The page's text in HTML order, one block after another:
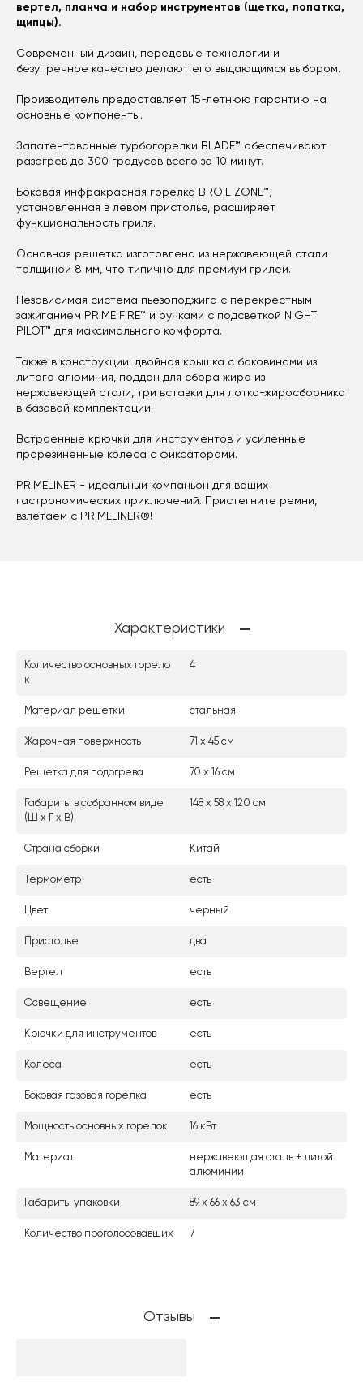
вертел, планча и набор инструментов (щетка, лопатка,
щипцы).
Современный дизайн, передовые технологии и
безупречное качество делают его выдающимся выбором.
Производитель предоставляет 15-летнюю гарантию на
основные компоненты.
Запатентованные турбогорелки BLADE™ обеспечивают
разогрев до 300 градусов всего за 10 минут.
Боковая инфракрасная горелка BROIL ZONE™,
установленная в левом пристолье, расширяет
функциональность гриля.
Основная решетка изготовлена из нержавеющей стали
толщиной 8 мм, что типично для премиум грилей.
Независимая система пьезоподжига с перекрестным
зажиганием PRIME FIRE™ и ручками с подсветкой NIGHT
PILOT™ для максимального комфорта.
Также в конструкции: двойная крышка с боковинами из
литого алюминия, поддон для сбора жира из
нержавеющей стали, три вставки для лотка-жиросборника
в базовой комплектации.
Встроенные крючки для инструментов и усиленные
прорезиненные колеса с фиксаторами.
PRIMELINER - идеальный компаньон для ваших
гастрономических приключений. Пристегните ремни,
взлетаем с PRIMELINER®!
Характеристики
Количество основных горело
к
4
Материал решетки стальная
Жарочная поверхность 71 х 45 см
Решетка для подогрева 70 х 16 см
Габариты в собранном виде
(Ш х Г х В)
148 х 58 х 120 см
Страна сборки Китай
Термометр есть
Цвет черный
Пристолье два
Вертел есть
Освещение есть
Крючки для инструментов есть
Колеса есть
Боковая газовая горелка есть
Мощность основных горелок 16 кВт
Материал
нержавеющая сталь + литой
алюминий
Габариты упаковки 89 х 66 х 63 см
Количество проголосовавших 7
Отзывы